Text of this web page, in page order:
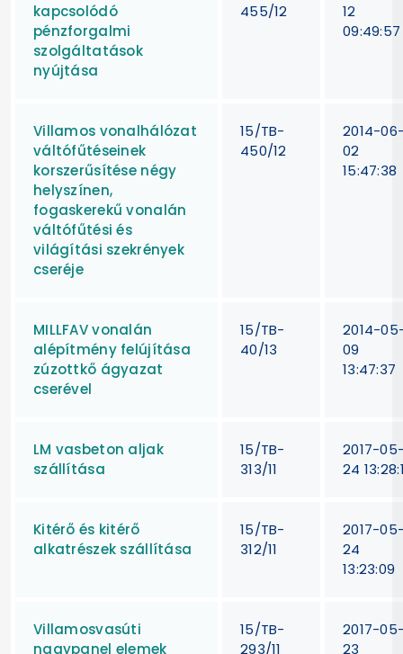
kapcsolódó
pénzforgalmi
szolgáltatások
nyújtása
455/12
12
09:49:57
Villamos vonalhálózat
váltófűtéseinek
korszerűsítése négy
helyszínen,
fogaskerekű vonalán
váltófűtési és
világítási szekrények
cseréje
15/TB-
450/12
2014-
02
15:47:38
MILLFAV vonalán
alépítmény felújítása
zúzottkő ágyazat
cserével
15/TB-
40/13
2014-
09
13:47:37
LM vasbeton aljak
szállítása
15/TB-
313/11
2017-
24
Kitérő és kitérő
alkatrészek szállítása
15/TB-
312/11
2017-
24
13:23:09
Villamosvasúti
nagypanel elemek
15/TB-
293/11
2017-
23